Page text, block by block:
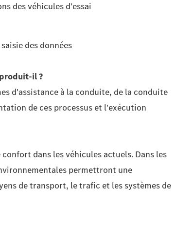
des véhicules d'essai
des données
il?
d'assistance à la conduite, de la conduite
de ces processus et l'exécution
dans les véhicules actuels. Dans les
permettront une
de transport, le trafic et les systèmes de